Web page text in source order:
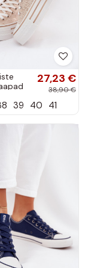
27,23 €
38,90 €
39 40 41